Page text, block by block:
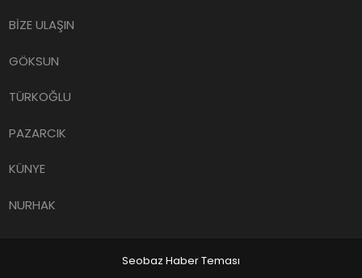
BİZE ULAŞIN
GÖKSUN
TÜRKOĞLU
PAZARCIK
KÜNYE
NURHAK
Seobaz Haber Teması